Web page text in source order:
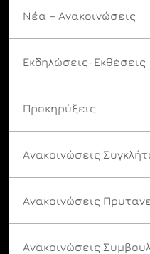
Νέα – Ανακοινώσεις
Εκδηλώσεις-Εκθέσεις
Προκηρύξεις
Ανακοινώσεις
Ανακοινώσεις
Ανακοινώσεις